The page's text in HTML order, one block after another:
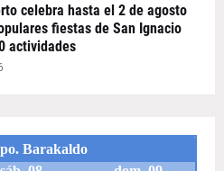
celebra hasta el 2 de agosto
fiestas de San Ignacio
actividades